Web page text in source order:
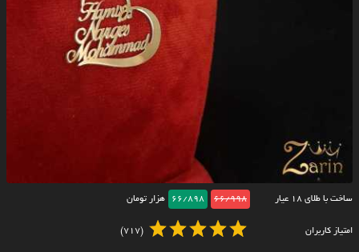
ساخت با طلای ۱۸ عیار 66/998
66/898 هزار تومان
امتیاز کاربران (717)